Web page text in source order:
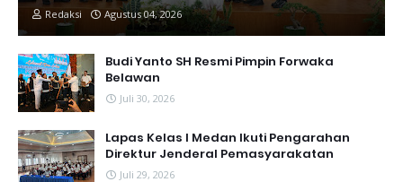
Redaksi Agustus 04, 2026
Budi Yanto SH Resmi Pimpin Forwaka
Belawan
Juli 30, 2026
Lapas Kelas I Medan Ikuti Pengarahan
Direktur Jenderal Pemasyarakatan
Juli 29, 2026